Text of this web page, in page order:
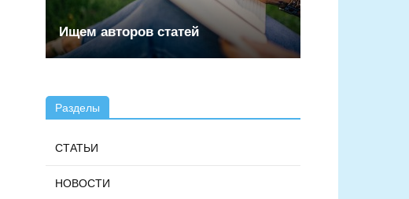
Ищем авторов статей
Разделы
СТАТЬИ
НОВОСТИ